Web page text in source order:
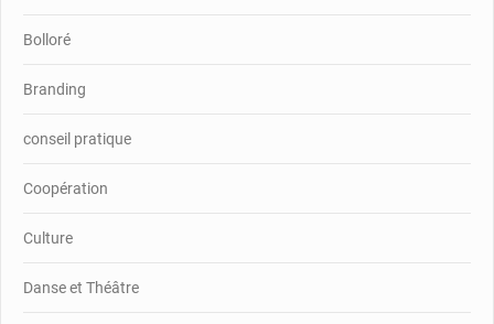
Bolloré
Branding
conseil pratique
Coopération
Culture
Danse et Théâtre